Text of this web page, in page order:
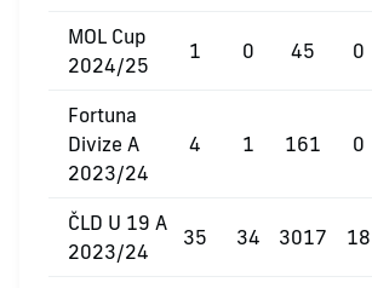
MOL Cup
2024/25
1 0 45 0
Fortuna
Divize A
2023/24
4 1 161 0
ČLD U 19 A
2023/24
35 34 3017 18